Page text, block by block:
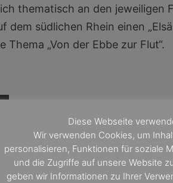
thematisch an den jeweiligen
dem südlichen Rhein einen
„Von der Ebbe zur Flut“.
Podcast:
Diese Webseite
Wir verwenden Cookies, um
personalisieren, Funktionen für soziale
und die Zugriffe auf unsere Website
geben wir Informationen zu Ihrer